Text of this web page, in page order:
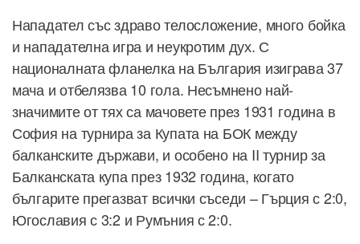
Нападател със здраво телосложение, много бойка
и нападателна игра и неукротим дух. С
националната фланелка на България изиграва 37
мача и отбелязва 10 гола. Несъмнено най-
значимите от тях са мачовете през 1931 година в
София на турнира за Купата на БОК между
балканските държави, и особено на II турнир за
Балканската купа през 1932 година, когато
българите прегазват всички съседи – Гърция с 2:0,
Югославия с 3:2 и Румъния с 2:0.